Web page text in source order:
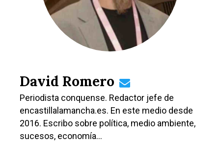
David Romero
Periodista conquense. Redactor jefe de
encastillalamancha.es. En este medio desde
2016. Escribo sobre política, medio ambiente,
sucesos, economía…